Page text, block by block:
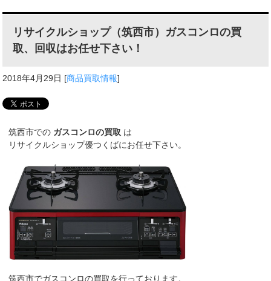
リサイクルショップ（筑西市）ガスコンロの買
取、回収はお任せ下さい！
2018年4月29日 [商品買取情報]
筑西市での ガスコンロの買取 は
リサイクルショップ優つくばにお任せ下さい。
筑西市でガスコンロの買取を行っております。